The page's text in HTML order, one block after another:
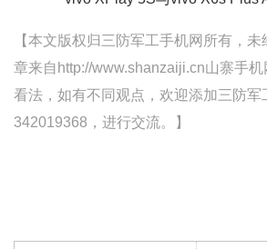
【本文版权归三防军工手机网所有，
章来自http://www.shanzaiji.cn山寨手
看法，如有不同观点，欢迎添加三防军
342019368，进行交流。】